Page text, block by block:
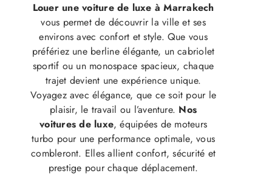
Louer une voiture de luxe à Marrakech
vous permet de découvrir la ville et ses
environs avec confort et style. Que vous
préfériez une berline élégante, un cabriolet
sportif ou un monospace spacieux, chaque
trajet devient une expérience unique.
Voyagez avec élégance, que ce soit pour le
plaisir, le travail ou l’aventure. Nos
voitures de luxe, équipées de moteurs
turbo pour une performance optimale, vous
combleront. Elles allient confort, sécurité et
prestige pour chaque déplacement.